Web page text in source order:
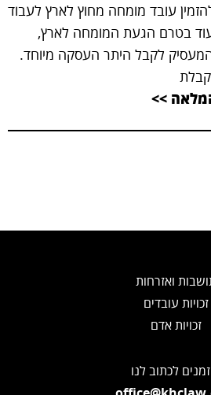
עובד מומחה מחוץ לארץ לעבוד
בטרם הגעת המומחה לארץ,
לקבל היתר העסקה מיוחד.
>>
ואזרחות
זכויות עובדים
זכויות אדם
לכתוב לנו